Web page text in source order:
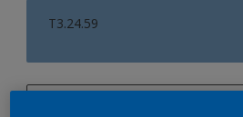
T3.24.59